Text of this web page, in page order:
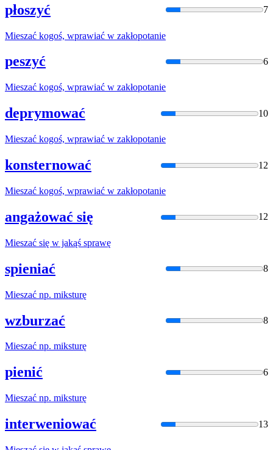
płoszyć 7
Mieszać kogoś, wprawiać w zakłopotanie
peszyć 6
Mieszać kogoś, wprawiać w zakłopotanie
deprymować 10
Mieszać kogoś, wprawiać w zakłopotanie
konsternować 12
Mieszać kogoś, wprawiać w zakłopotanie
angażować się 12
Mieszać się w jakąś sprawę
spieniać 8
Mieszać np. miksturę
wzburzać 8
Mieszać np. miksturę
pienić 6
Mieszać np. miksturę
interweniować 13